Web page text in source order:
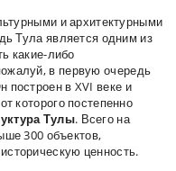
и архитектурными
Тула является одним из
какие-либо
в первую очередь
построен в XVI веке и
которого постепенно
Тулы. Всего на
300 объектов,
ценность.